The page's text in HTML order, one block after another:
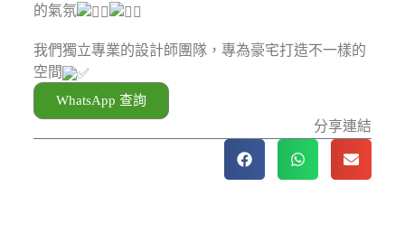
的氣氛
我們獨立專業的設計師團隊，專為豪宅打造不一樣的
空間
WhatsApp 查詢
分享連結